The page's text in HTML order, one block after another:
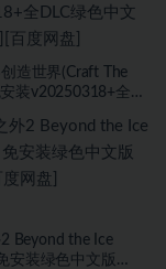
创造世界(Craft The
装v20250318+全
2 Beyond the Ice
安装绿色中文版